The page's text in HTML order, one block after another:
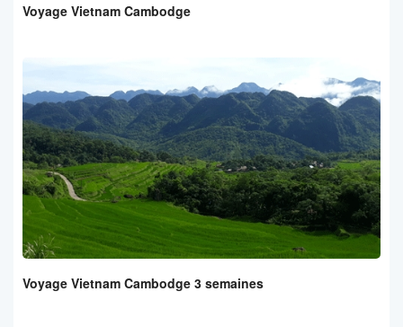
Voyage Vietnam Cambodge
Voyage Vietnam Cambodge 3 semaines